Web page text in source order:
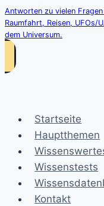
Antworten zu vielen
Raumfahrt, Reisen, UFOs/
dem Universum.
Startseite
Hauptthemen
Wissenstests
Kontakt